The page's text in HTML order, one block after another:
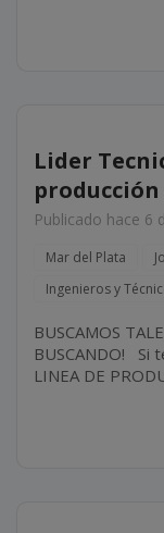
profesionales
Lider
producción
Publicado hace 6
Mar del Plata
Ingenieros y
BUSCAMOS TALENTOS, ¡EN
BUSCANDO! Si te interesa ser LIDER TECNICO/A DE
LINEA DE
cliente,
¡desafíate a vos